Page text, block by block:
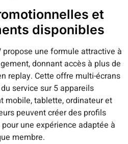
et
disponibles
une formule attractive à
donnant accès à plus de
replay. Cette offre multi-écrans
service sur 5 appareils
mobile, tablette, ordinateur et
peuvent créer des profils
une expérience adaptée à
membre.